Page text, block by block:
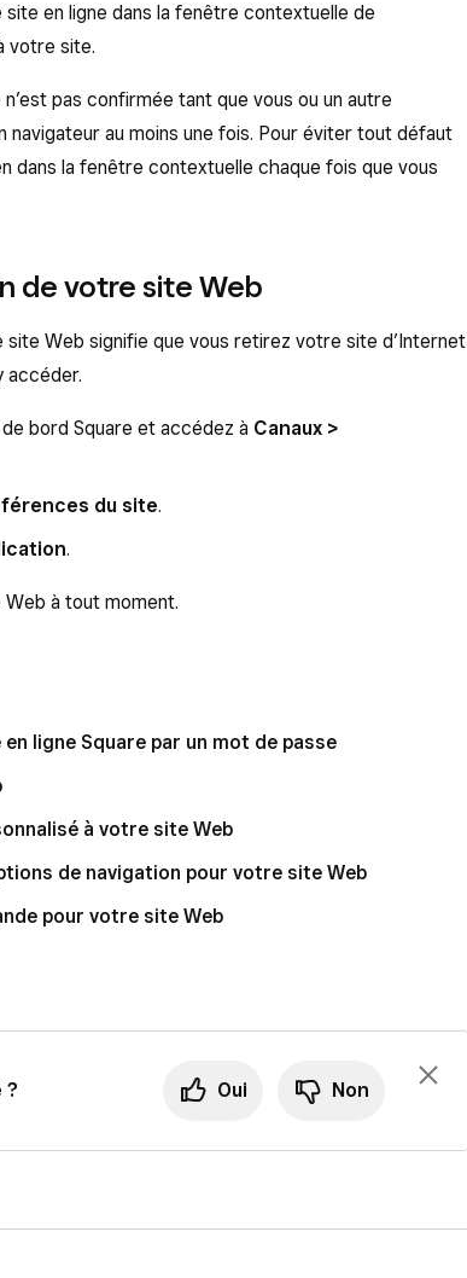
en ligne dans la fenêtre contextuelle de
votre site.
pas confirmée tant que vous ou un autre
navigateur au moins une fois. Pour éviter tout défaut
dans la fenêtre contextuelle chaque fois que vous
de votre site Web
site Web signifie que vous retirez votre site d’Internet
accéder.
bord Square et accédez à Canaux >
du site.
.
à tout moment.
ligne Square par un mot de passe
à votre site Web
de navigation pour votre site Web
pour votre site Web
? Oui Non